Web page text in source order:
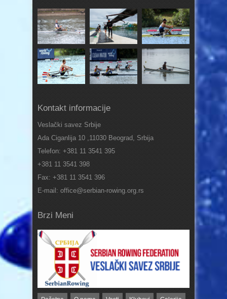
Kontakt informacije
Veslački savez Srbije
Ada Ciganlija 10 ,11030 Beograd, Srbija
Telefon: +381 11 3541 395
+381 11 3541 398
Fax: +381 11 3541 396
E-mail: office@serbian-rowing.org.rs
Brzi Meni